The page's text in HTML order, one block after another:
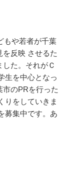
もや若者が千葉
反映 させるた
た。それがＣ
生を中心となっ
のPRを行った
りをしていきま
募集中です。あ